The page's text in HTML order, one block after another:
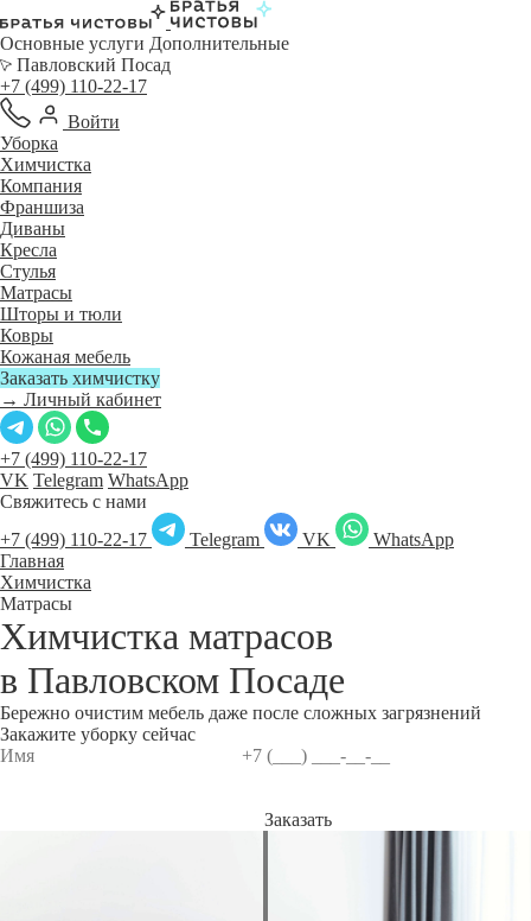
Основные услуги Дополнительные
Павловский Посад
+7 (499) 110-22-17
Войти
Уборка
Химчистка
Компания
Франшиза
Диваны
Кресла
Стулья
Матрасы
Шторы и тюли
Ковры
Кожаная мебель
Заказать химчистку
→ Личный кабинет
+7 (499) 110-22-17
VK Telegram WhatsApp
Свяжитесь с нами
+7 (499) 110-22-17
Telegram VK
WhatsApp
Главная
Химчистка
Матрасы
Химчистка матрасов
в Павловском Посаде
Бережно очистим мебель даже после сложных загрязнений
Закажите уборку сейчас
Заказать